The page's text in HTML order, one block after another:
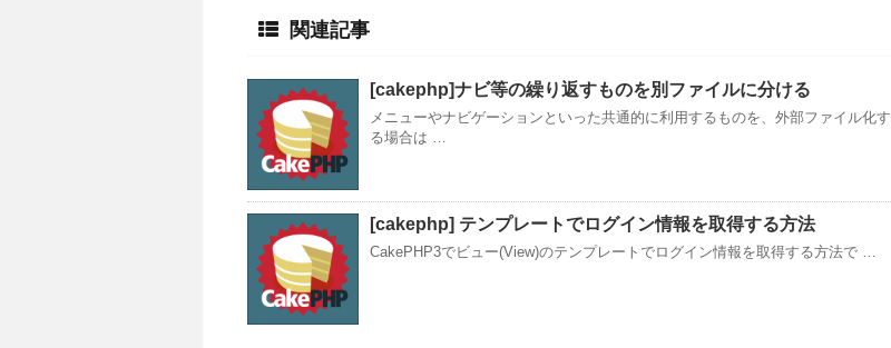
関連記事
[cakephp]ナビ等の繰り返すものを別ファイルに分ける
メニューやナビゲーションといった共通的に利用するものを、外部ファイル化す
る場合は …
[cakephp] テンプレートでログイン情報を取得する方法
CakePHP3でビュー(View)のテンプレートでログイン情報を取得する方法で …